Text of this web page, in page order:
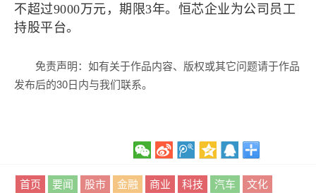
不超过9000万元，期限3年。恒芯企业为公司员工
持股平台。
免责声明：如有关于作品内容、版权或其它问题请于作品
发布后的30日内与我们联系。
首页 要闻 股市 金融 商业 科技 汽车
文化